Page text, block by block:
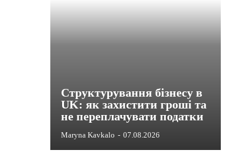
Структурування бізнесу в
UK: як захистити гроші та
не переплачувати податки
Maryna Kavkalo - 07.08.2026